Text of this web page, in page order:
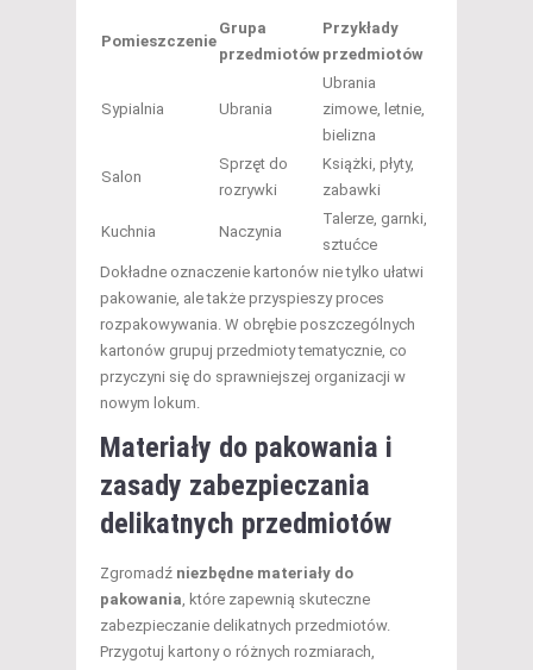
Pomieszczenie
Grupa
przedmiotów
Przykłady
przedmiotów
Sypialnia Ubrania
Ubrania
zimowe, letnie,
bielizna
Salon
Sprzęt do
rozrywki
Książki, płyty,
zabawki
Kuchnia Naczynia
Talerze, garnki,
sztućce
Dokładne oznaczenie kartonów nie tylko ułatwi
pakowanie, ale także przyspieszy proces
rozpakowywania. W obrębie poszczególnych
kartonów grupuj przedmioty tematycznie, co
przyczyni się do sprawniejszej organizacji w
nowym lokum.
Materiały do pakowania i
zasady zabezpieczania
delikatnych przedmiotów
Zgromadź niezbędne materiały do
pakowania, które zapewnią skuteczne
zabezpieczanie delikatnych przedmiotów.
Przygotuj kartony o różnych rozmiarach,